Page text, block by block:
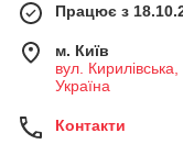
Працює з
м. Київ
вул.
Україна
Контакти